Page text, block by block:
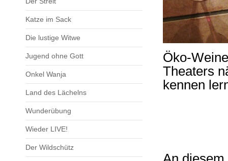
Katze im Sack
Die lustige Witwe
Jugend ohne Gott
Onkel Wanja
Land des Lächelns
Wunderübung
Wieder LIVE!
Der Wildschütz
Öko-
Theaters
kennen